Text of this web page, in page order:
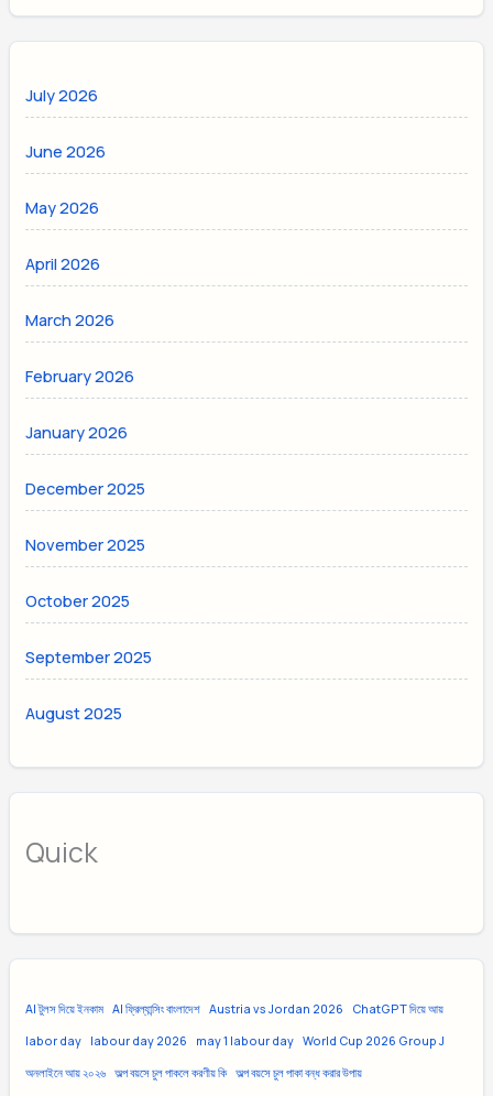
July 2026
June 2026
May 2026
April 2026
March 2026
February 2026
January 2026
December 2025
November 2025
October 2025
September 2025
August 2025
Quick
AI টুলস দিয়ে ইনকাম AI ফ্রিল্যান্সিং বাংলাদেশ Austria vs Jordan 2026 ChatGPT দিয়ে আয়
labor day labour day 2026 may 1 labour day World Cup 2026 Group J
অনলাইনে আয় ২০২৬ অল্প বয়সে চুল পাকলে করণীয় কি অল্প বয়সে চুল পাকা বন্ধ করার উপায়